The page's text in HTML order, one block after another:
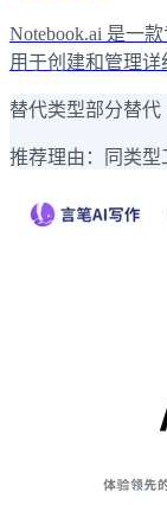
Notebook.ai 是一
用于创建和管理详
替代类型部分替代
推荐理由： 同类型